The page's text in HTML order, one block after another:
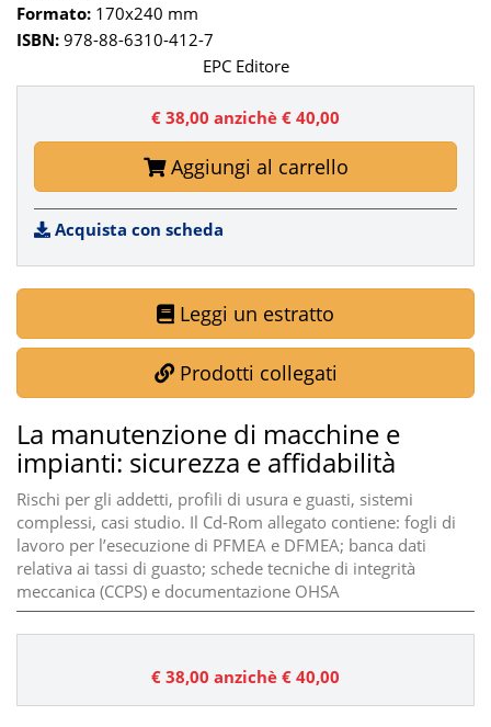
Formato: 170x240 mm
ISBN: 978-88-6310-412-7
EPC Editore
€ 38,00 anzichè € 40,00
Aggiungi al carrello
Acquista con scheda
Leggi un estratto
Prodotti collegati
La manutenzione di macchine e
impianti: sicurezza e affidabilità
Rischi per gli addetti, profili di usura e guasti, sistemi
complessi, casi studio. Il Cd-Rom allegato contiene: fogli di
lavoro per l’esecuzione di PFMEA e DFMEA; banca dati
relativa ai tassi di guasto; schede tecniche di integrità
meccanica (CCPS) e documentazione OHSA
€ 38,00 anzichè € 40,00